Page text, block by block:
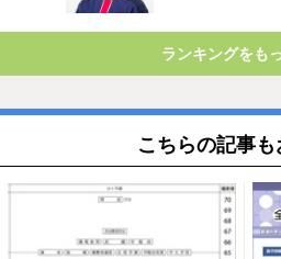
ランキングをも
こちらの記事